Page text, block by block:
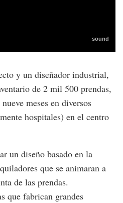
y un diseñador industrial,
de 2 mil 500 prendas,
meses en diversos
hospitales) en el centro
un diseño basado en la
que se animaran a
de las prendas.
que fabrican grandes